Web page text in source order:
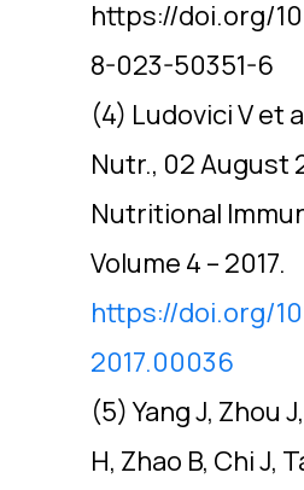
https://doi.org/
8-023-50351-6
(4) Ludovici V et
Nutr., 02 August
Nutritional
Volume 4 – 2017.
https://doi.org/
2017.00036
(5) Yang J, Zhou
H, Zhao B, Chi J,